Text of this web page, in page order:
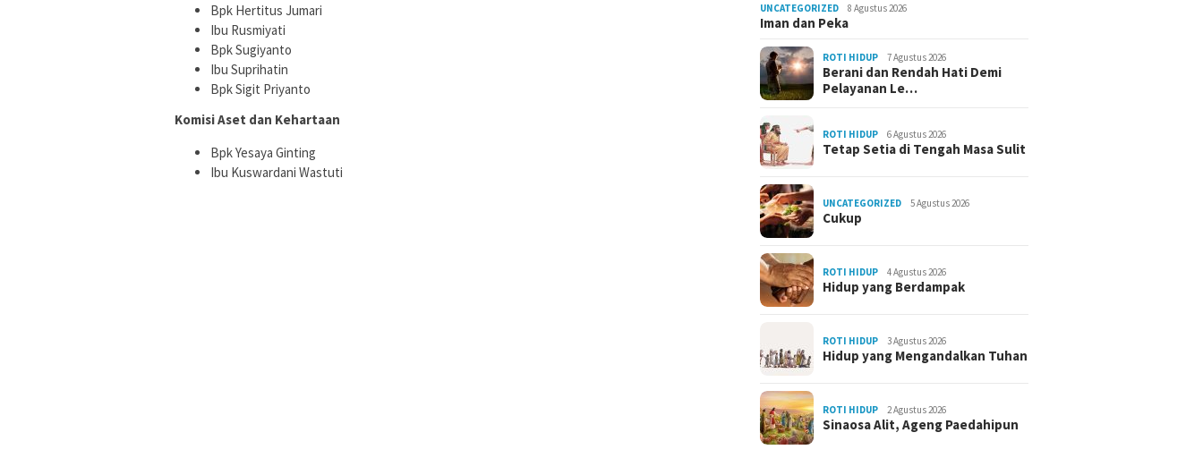
Bpk Hertitus Jumari
Ibu Rusmiyati
Bpk Sugiyanto
Ibu Suprihatin
Bpk Sigit Priyanto
Komisi Aset dan Kehartaan
Bpk Yesaya Ginting
Ibu Kuswardani Wastuti
UNCATEGORIZED 8 Agustus 2026
Iman dan Peka
ROTI HIDUP 7 Agustus 2026
Berani dan Rendah Hati Demi
Pelayanan Le…
ROTI HIDUP 6 Agustus 2026
Tetap Setia di Tengah Masa Sulit
UNCATEGORIZED 5 Agustus 2026
Cukup
ROTI HIDUP 4 Agustus 2026
Hidup yang Berdampak
ROTI HIDUP 3 Agustus 2026
Hidup yang Mengandalkan Tuhan
ROTI HIDUP 2 Agustus 2026
Sinaosa Alit, Ageng Paedahipun